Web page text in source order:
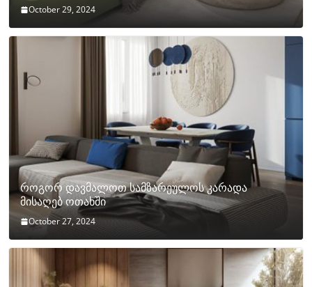
October 29, 2024
როგორ დავმალოთ სამზარეულოს კარადა
მისაღებ ოთახში
October 27, 2024